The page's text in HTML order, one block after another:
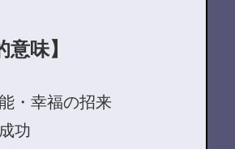
意味】
・幸福の招来
功